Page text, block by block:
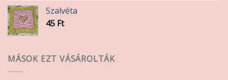
Szalvéta
45 Ft
MÁSOK EZT VÁSÁROLTÁK